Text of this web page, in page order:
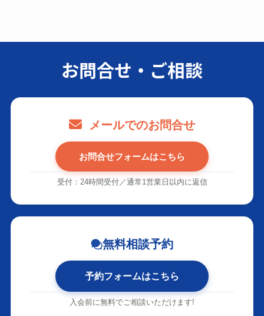
お問合せ・ご相談
メールでのお問合せ
お問合せフォームはこちら
受付：24時間受付／通常1営業日以内に返信
無料相談予約
予約フォームはこちら
入会前に無料でご相談いただけます!